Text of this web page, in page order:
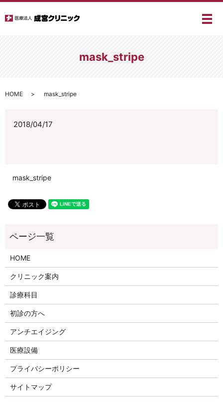
メ
mask_stripe
HOME mask_stripe
2018/04/17
mask_stripe
HOME
クリニック案内
診療科目
初診の方へ
アンチエイジング
医療設備
プライバシーポリシー
サイトマップ